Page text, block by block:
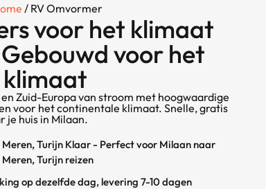
/ RV Omvormer
voor het klimaat
voor het
Zuid-Europa van stroom met hoogwaardige
voor het continentale klimaat. Snelle, gratis
je huis in Milaan.
Turijn Klaar - Perfect voor Milaan naar
Turijn reizen
op dezelfde dag, levering 7-10 dagen